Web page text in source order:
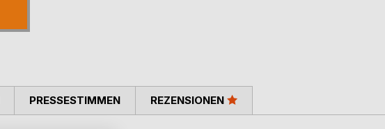
PRESSESTIMMEN REZENSIONEN